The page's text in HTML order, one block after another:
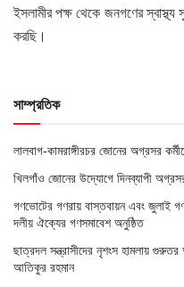
ইসলামীর পক্ষ থেকে জনগণের স্বাস্থ্য
করছি।
সাম্প্রতিক
লালবাগ-কামরাঙ্গীরচর জোনের অগ্রসর
খিলগাঁও জোনের উদ্যোগে দিনব্যাপী অগ্রসর
গণভোটের গণরায় বাস্তবায়ন এবং জুলাই
দলীয় ঐক্যের গণসমাবেশ অনুষ্ঠিত
ছাত্রদল সন্ত্রাসীদের নৃশংস হামলায়
আতিকুর রহমান